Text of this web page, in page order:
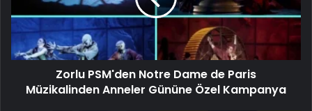
Zorlu PSM'den Notre Dame de Paris
Müzikalinden Anneler Gününe Özel Kampanya